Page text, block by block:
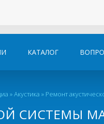
КАТАЛОГ
»Акустика » Ремонт
СИСТЕМЫ